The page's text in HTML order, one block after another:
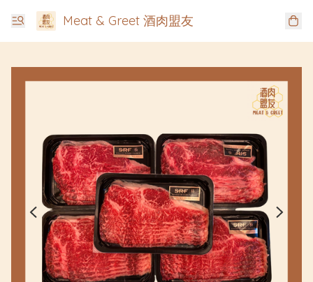
Meat & Greet 酒肉盟友